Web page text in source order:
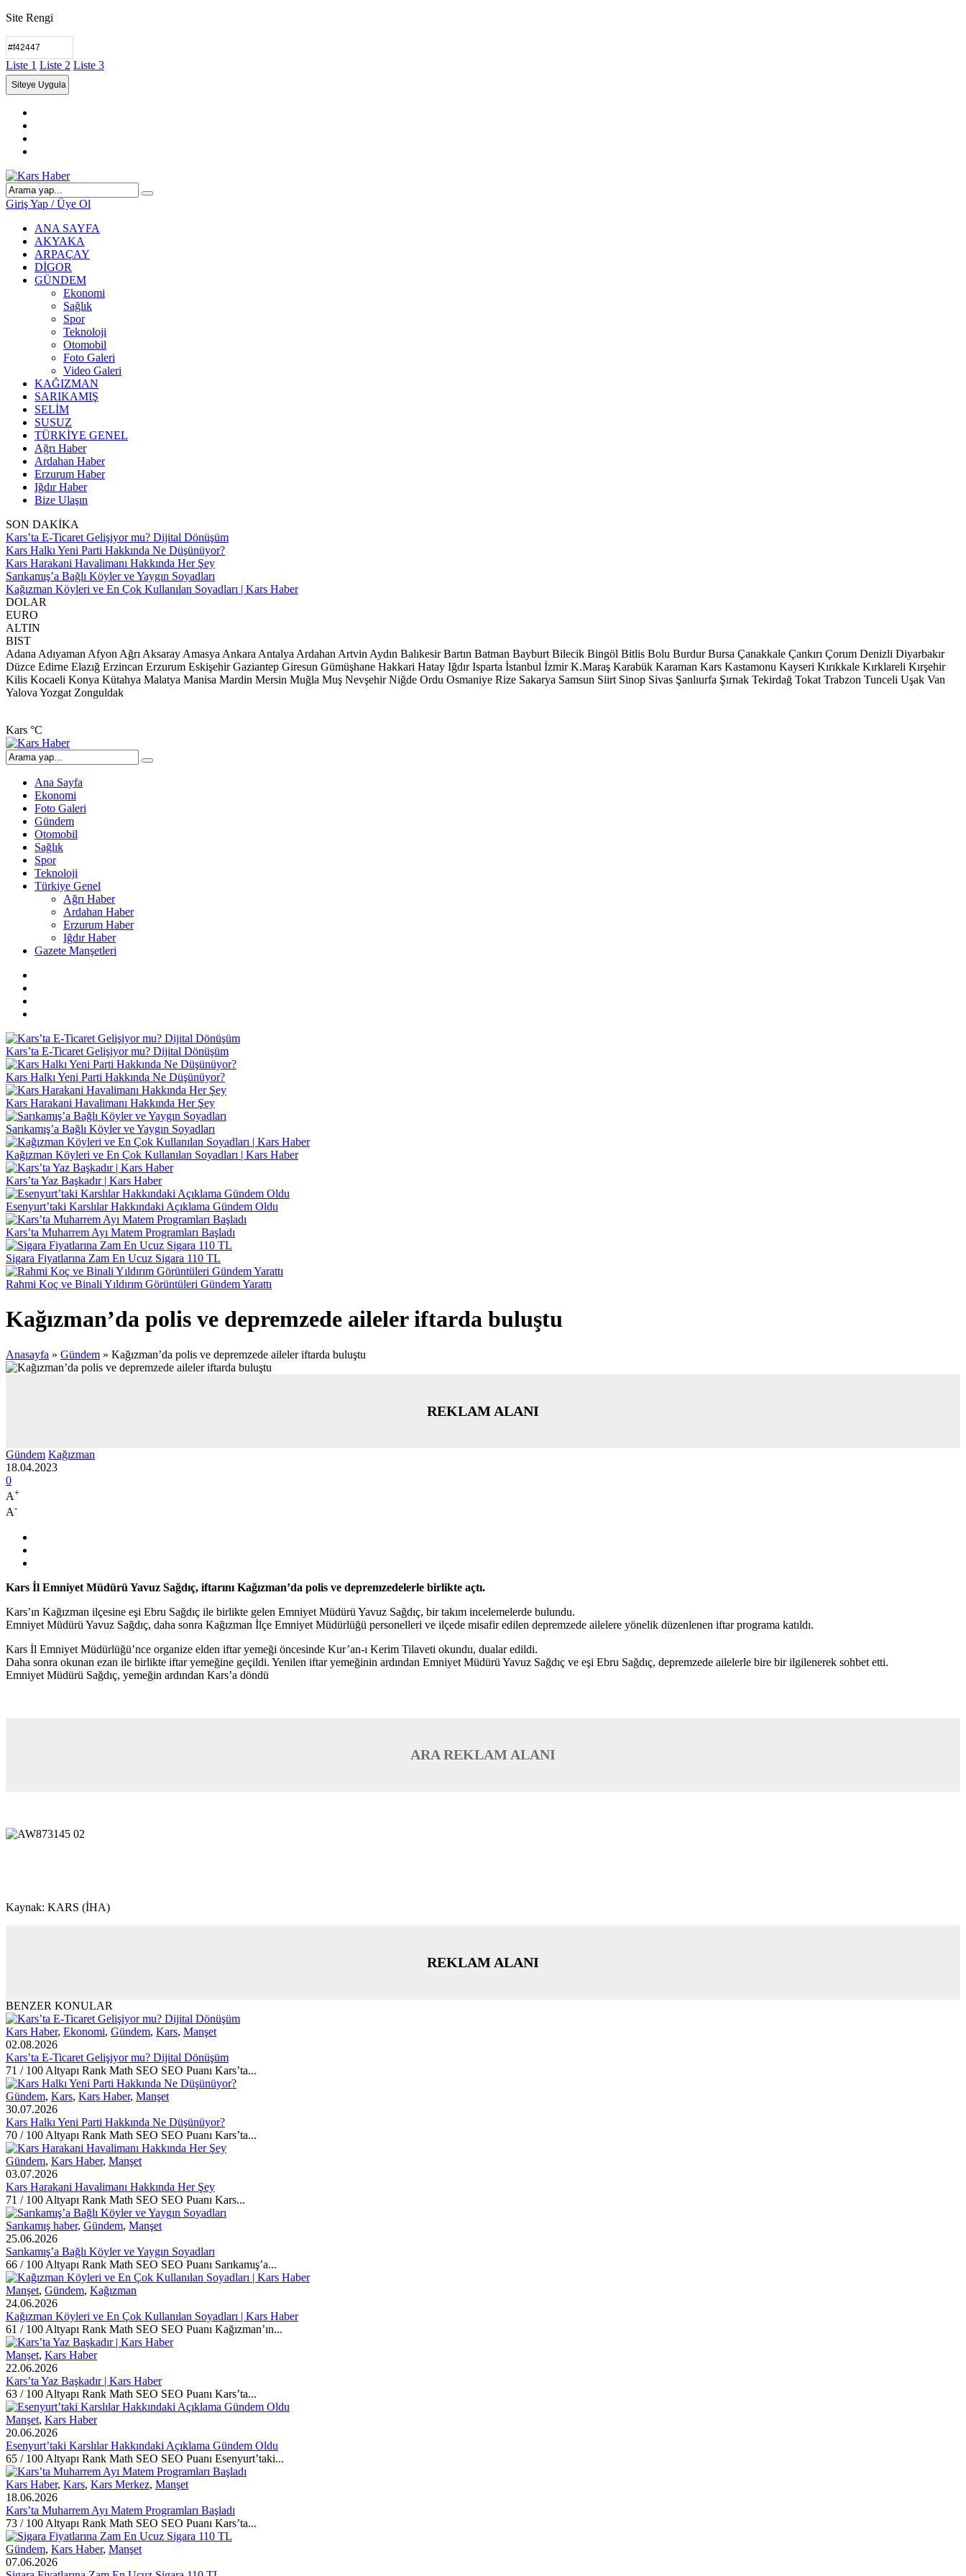
Site Rengi
Liste 1 Liste 2 Liste 3
Giriş Yap / Üye Ol
ANA SAYFA
AKYAKA
ARPAÇAY
DİGOR
GÜNDEM
Ekonomi
Sağlık
Spor
Teknoloji
Otomobil
Foto Galeri
Video Galeri
KAĞIZMAN
SARIKAMIŞ
SELİM
SUSUZ
TÜRKİYE GENEL
Ağrı Haber
Ardahan Haber
Erzurum Haber
Iğdır Haber
Bize Ulaşın
SON DAKİKA
Kars’ta E-Ticaret Gelişiyor mu? Dijital Dönüşüm
Kars Halkı Yeni Parti Hakkında Ne Düşünüyor?
Kars Harakani Havalimanı Hakkında Her Şey
Sarıkamış’a Bağlı Köyler ve Yaygın Soyadları
Kağızman Köyleri ve En Çok Kullanılan Soyadları | Kars Haber
DOLAR
EURO
ALTIN
BIST
Adana Adıyaman Afyon Ağrı Aksaray Amasya Ankara Antalya Ardahan Artvin Aydın Balıkesir Bartın Batman Bayburt Bilecik Bingöl Bitlis Bolu Burdur Bursa Çanakkale Çankırı Çorum Denizli Diyarbakır
Düzce Edirne Elazığ Erzincan Erzurum Eskişehir Gaziantep Giresun Gümüşhane Hakkari Hatay Iğdır Isparta İstanbul İzmir K.Maraş Karabük Karaman Kars Kastamonu Kayseri Kırıkkale Kırklareli Kırşehir
Kilis Kocaeli Konya Kütahya Malatya Manisa Mardin Mersin Muğla Muş Nevşehir Niğde Ordu Osmaniye Rize Sakarya Samsun Siirt Sinop Sivas Şanlıurfa Şırnak Tekirdağ Tokat Trabzon Tunceli Uşak Van
Yalova Yozgat Zonguldak
Kars °C
Ana Sayfa
Ekonomi
Foto Galeri
Gündem
Otomobil
Sağlık
Spor
Teknoloji
Türkiye Genel
Ağrı Haber
Ardahan Haber
Erzurum Haber
Iğdır Haber
Gazete Manşetleri
Kars’ta E-Ticaret Gelişiyor mu? Dijital Dönüşüm
Kars Halkı Yeni Parti Hakkında Ne Düşünüyor?
Kars Harakani Havalimanı Hakkında Her Şey
Sarıkamış’a Bağlı Köyler ve Yaygın Soyadları
Kağızman Köyleri ve En Çok Kullanılan Soyadları | Kars Haber
Kars’ta Yaz Başkadır | Kars Haber
Esenyurt’taki Karslılar Hakkındaki Açıklama Gündem Oldu
Kars’ta Muharrem Ayı Matem Programları Başladı
Sigara Fiyatlarına Zam En Ucuz Sigara 110 TL
Rahmi Koç ve Binali Yıldırım Görüntüleri Gündem Yarattı
Kağızman’da polis ve depremzede aileler iftarda buluştu
Anasayfa » Gündem » Kağızman’da polis ve depremzede aileler iftarda buluştu
REKLAM ALANI
Gündem Kağızman
18.04.2023
0
A+
A-
Kars İl Emniyet Müdürü Yavuz Sağdıç, iftarını Kağızman’da polis ve depremzedelerle birlikte açtı.
Kars’ın Kağızman ilçesine eşi Ebru Sağdıç ile birlikte gelen Emniyet Müdürü Yavuz Sağdıç, bir takım incelemelerde bulundu.
Emniyet Müdürü Yavuz Sağdıç, daha sonra Kağızman İlçe Emniyet Müdürlüğü personelleri ve ilçede misafir edilen depremzede ailelere yönelik düzenlenen iftar programa katıldı.
Kars İl Emniyet Müdürlüğü’nce organize elden iftar yemeği öncesinde Kur’an-ı Kerim Tilaveti okundu, dualar edildi.
Daha sonra okunan ezan ile birlikte iftar yemeğine geçildi. Yenilen iftar yemeğinin ardından Emniyet Müdürü Yavuz Sağdıç ve eşi Ebru Sağdıç, depremzede ailelerle bire bir ilgilenerek sohbet etti.
Emniyet Müdürü Sağdıç, yemeğin ardından Kars’a döndü
ARA REKLAM ALANI
Kaynak: KARS (İHA)
REKLAM ALANI
BENZER KONULAR
Kars Haber, Ekonomi, Gündem, Kars, Manşet
02.08.2026
Kars’ta E-Ticaret Gelişiyor mu? Dijital Dönüşüm
71 / 100 Altyapı Rank Math SEO SEO Puanı Kars’ta...
Gündem, Kars, Kars Haber, Manşet
30.07.2026
Kars Halkı Yeni Parti Hakkında Ne Düşünüyor?
70 / 100 Altyapı Rank Math SEO SEO Puanı Kars’ta...
Gündem, Kars Haber, Manşet
03.07.2026
Kars Harakani Havalimanı Hakkında Her Şey
71 / 100 Altyapı Rank Math SEO SEO Puanı Kars...
Sarıkamış haber, Gündem, Manşet
25.06.2026
Sarıkamış’a Bağlı Köyler ve Yaygın Soyadları
66 / 100 Altyapı Rank Math SEO SEO Puanı Sarıkamış’a...
Manşet, Gündem, Kağızman
24.06.2026
Kağızman Köyleri ve En Çok Kullanılan Soyadları | Kars Haber
61 / 100 Altyapı Rank Math SEO SEO Puanı Kağızman’ın...
Manşet, Kars Haber
22.06.2026
Kars’ta Yaz Başkadır | Kars Haber
63 / 100 Altyapı Rank Math SEO SEO Puanı Kars’ta...
Manşet, Kars Haber
20.06.2026
Esenyurt’taki Karslılar Hakkındaki Açıklama Gündem Oldu
65 / 100 Altyapı Rank Math SEO SEO Puanı Esenyurt’taki...
Kars Haber, Kars, Kars Merkez, Manşet
18.06.2026
Kars’ta Muharrem Ayı Matem Programları Başladı
73 / 100 Altyapı Rank Math SEO SEO Puanı Kars’ta...
Gündem, Kars Haber, Manşet
07.06.2026